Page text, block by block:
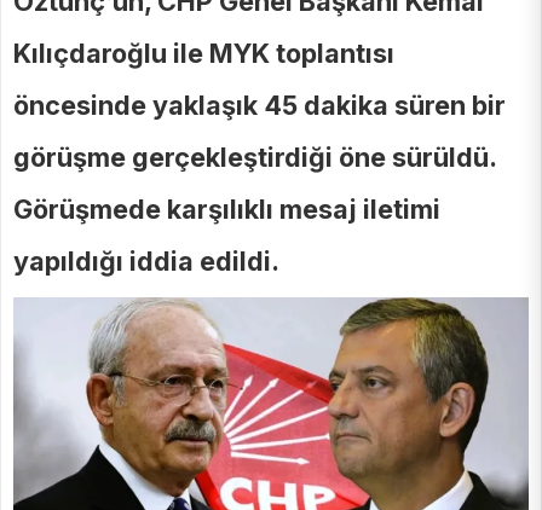
Kılıçdaroğlu ile MYK toplantısı
öncesinde yaklaşık 45 dakika süren bir
görüşme gerçekleştirdiği öne sürüldü.
Görüşmede karşılıklı mesaj iletimi
yapıldığı iddia edildi.